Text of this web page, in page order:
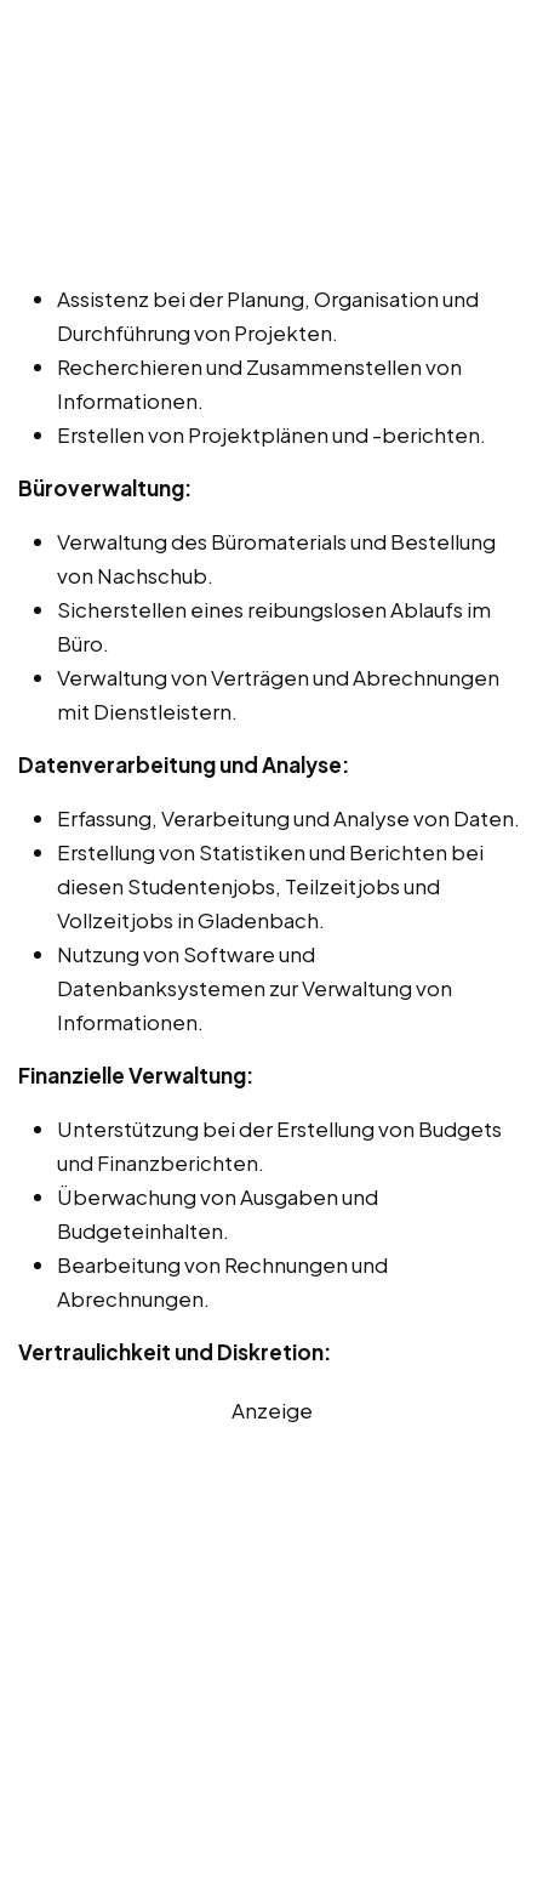
Assistenz bei der Planung, Organisation und
Durchführung von Projekten.
Recherchieren und Zusammenstellen von
Informationen.
Erstellen von Projektplänen und -berichten.
Büroverwaltung:
Verwaltung des Büromaterials und Bestellung
von Nachschub.
Sicherstellen eines reibungslosen Ablaufs im
Büro.
Verwaltung von Verträgen und Abrechnungen
mit Dienstleistern.
Datenverarbeitung und Analyse:
Erfassung, Verarbeitung und Analyse von Daten.
Erstellung von Statistiken und Berichten bei
diesen Studentenjobs, Teilzeitjobs und
Vollzeitjobs in Gladenbach.
Nutzung von Software und
Datenbanksystemen zur Verwaltung von
Informationen.
Finanzielle Verwaltung:
Unterstützung bei der Erstellung von Budgets
und Finanzberichten.
Überwachung von Ausgaben und
Budgeteinhalten.
Bearbeitung von Rechnungen und
Abrechnungen.
Vertraulichkeit und Diskretion:
Anzeige